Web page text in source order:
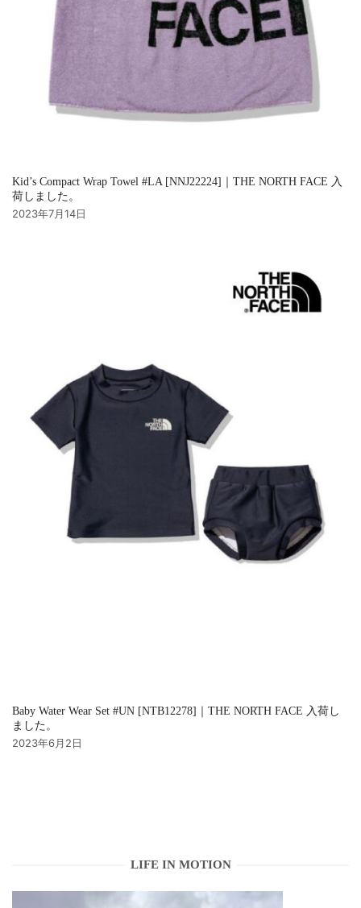
Kid’s Compact Wrap Towel #LA [NNJ22224]｜THE NORTH FACE 入
荷しました。
2023年7月14日
Baby Water Wear Set #UN [NTB12278]｜THE NORTH FACE 入荷し
ました。
2023年6月2日
LIFE IN MOTION